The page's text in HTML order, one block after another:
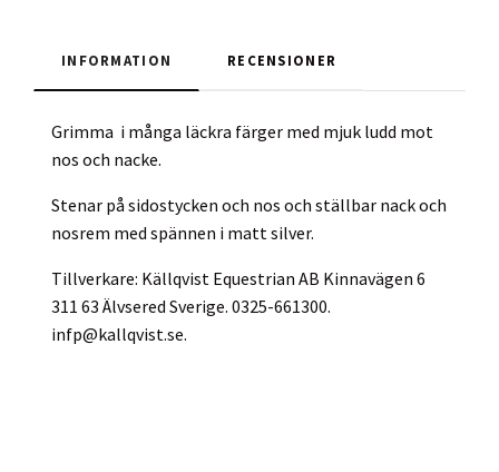
INFORMATION RECENSIONER
Grimma i många läckra färger med mjuk ludd mot
nos och nacke.
Stenar på sidostycken och nos och ställbar nack och
nosrem med spännen i matt silver.
Tillverkare: Källqvist Equestrian AB Kinnavägen 6
311 63 Älvsered Sverige. 0325-661300.
infp@kallqvist.se.